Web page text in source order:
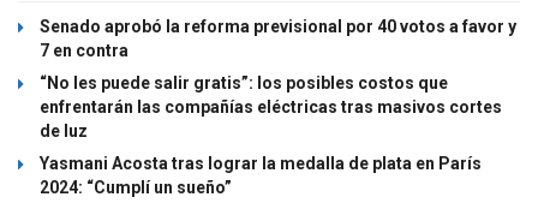
Senado aprobó la reforma previsional por 40 votos a favor y
7 en contra
“No les puede salir gratis”: los posibles costos que
enfrentarán las compañías eléctricas tras masivos cortes
de luz
Yasmani Acosta tras lograr la medalla de plata en París
2024: “Cumplí un sueño”